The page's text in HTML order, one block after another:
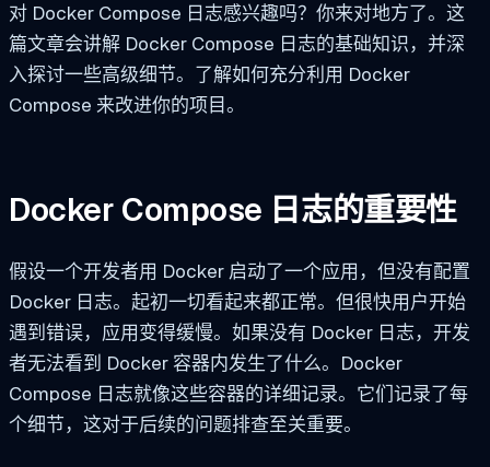
对 Docker Compose 日志感兴趣吗？你来对地方了。这
篇文章会讲解 Docker Compose 日志的基础知识，并深
入探讨一些高级细节。了解如何充分利用 Docker
Compose 来改进你的项目。
Docker Compose 日志的重要性
假设一个开发者用 Docker 启动了一个应用，但没有配置
Docker 日志。起初一切看起来都正常。但很快用户开始
遇到错误，应用变得缓慢。如果没有 Docker 日志，开发
者无法看到 Docker 容器内发生了什么。Docker
Compose 日志就像这些容器的详细记录。它们记录了每
个细节，这对于后续的问题排查至关重要。